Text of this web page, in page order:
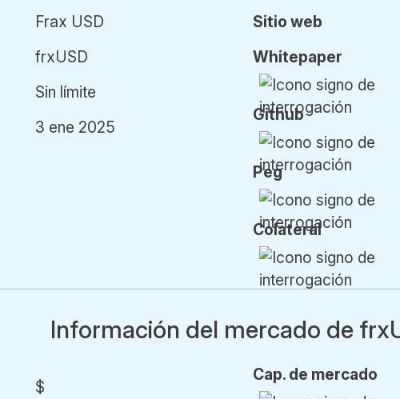
Frax USD
frxUSD
Sin límite
3 ene 2025
Sitio web
Whitepaper
Github
Peg
Colateral
Información del mercado de
$
Cap. de mercado